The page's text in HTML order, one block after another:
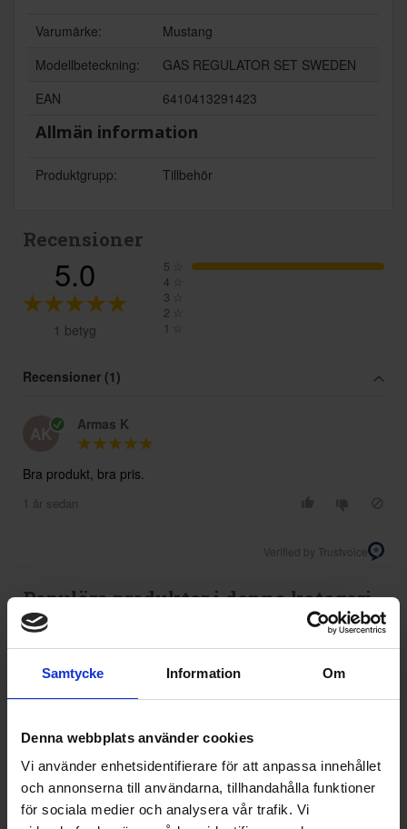
Samtycke Information Om
Denna webbplats använder cookies
Vi använder enhetsidentifierare för att anpassa innehållet
och annonserna till användarna, tillhandahålla funktioner
för sociala medier och analysera vår trafik. Vi
Varumärke:
Mustang
Modellbeteckning:
GAS REGULATOR SET SWEDEN
EAN
6410413291423
Allmän information
Produktgrupp: Tillbehör
Recensioner
5.0
1 betyg
5
4
3
2
1
Recensioner (1)
Armas K
1 år sedan
Verified by Trustvoice
Populära produkter i denna kategori